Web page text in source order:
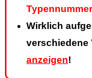
Typennummer
Wirklich
verschiedene
anzeigen!